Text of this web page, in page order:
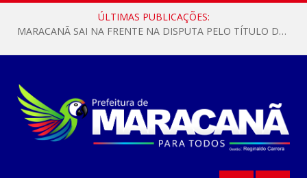
ÚLTIMAS PUBLICAÇÕES:
MARACANÃ SAI NA FRENTE NA DISPUTA PELO TÍTULO DA COPA PARÁ SUB-17!